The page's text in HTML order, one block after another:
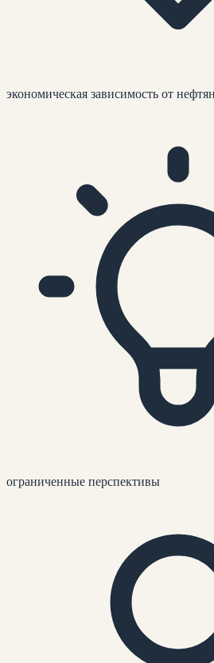
экономическая зависимость от
ограниченные перспективы